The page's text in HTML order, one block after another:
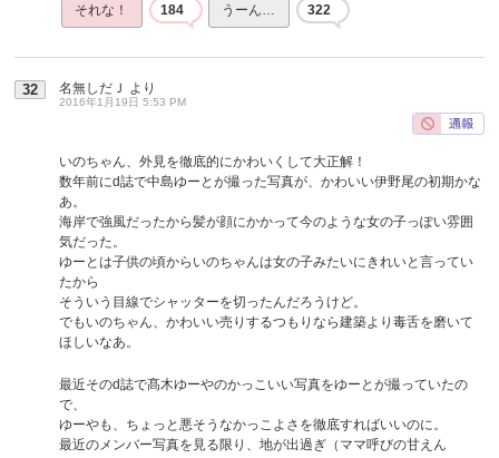
それな！ 184 うーん… 322
32 名無しだＪ より
2016年1月19日 5:53 PM
いのちゃん、外見を徹底的にかわいくして大正解！
数年前にd誌で中島ゆーとが撮った写真が、かわいい伊野尾の初期かな
あ。
海岸で強風だったから髪が顔にかかって今のような女の子っぽい雰囲
気だった。
ゆーとは子供の頃からいのちゃんは女の子みたいにきれいと言ってい
たから
そういう目線でシャッターを切ったんだろうけど。
でもいのちゃん、かわいい売りするつもりなら建築より毒舌を磨いて
ほしいなあ。
最近そのd誌で髙木ゆーやのかっこいい写真をゆーとが撮っていたの
で、
ゆーやも、ちょっと悪そうなかっこよさを徹底すればいいのに。
最近のメンバー写真を見る限り、地が出過ぎ（ママ呼びの甘えん